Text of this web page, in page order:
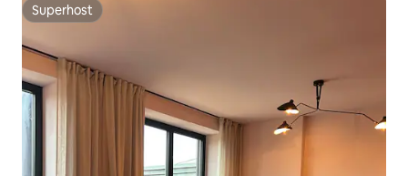
Superhost
Superhost